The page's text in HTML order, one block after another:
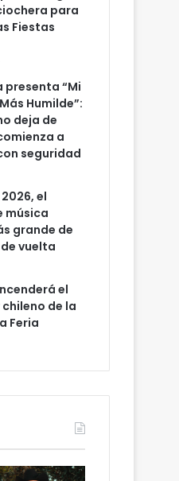
para
Fiestas
presenta “Mi
Humilde”:
deja de
a
seguridad
el
música
grande de
vuelta
el
de la
Feria